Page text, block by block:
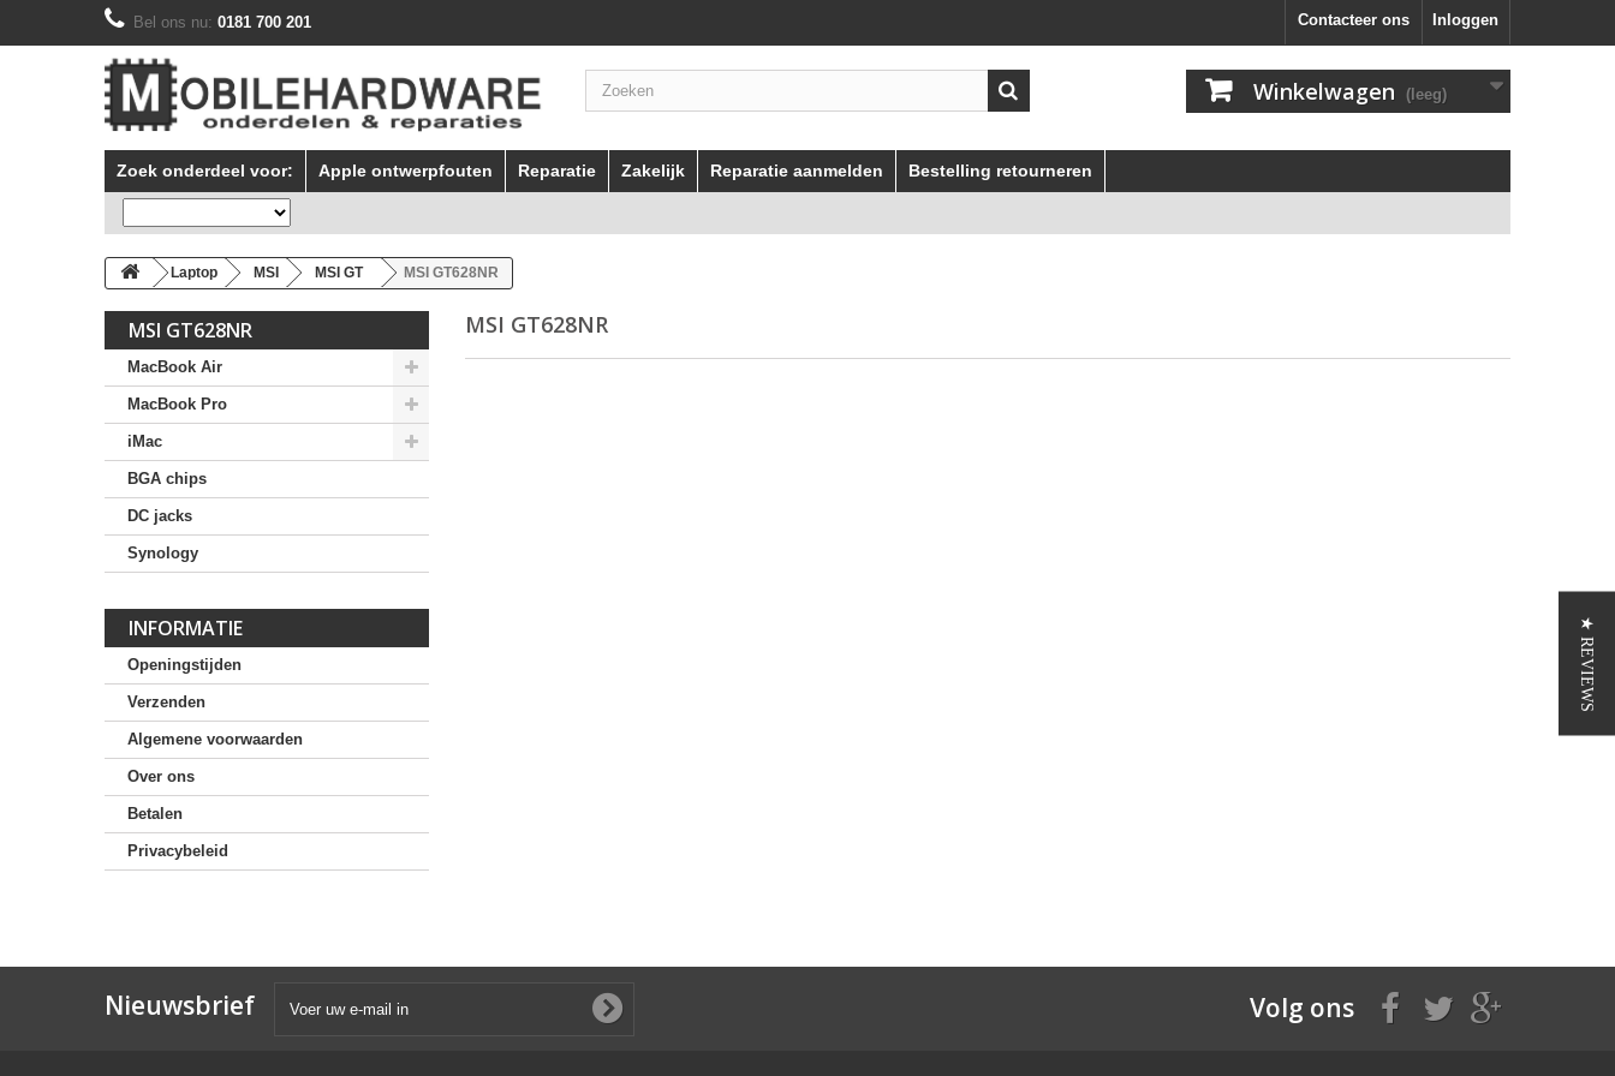
Inloggen
Contacteer ons
Bel ons nu: 0181 700 201
Winkelwagen (leeg)
Zoek onderdeel voor: Apple ontwerpfouten Reparatie Zakelijk Reparatie aanmelden Bestelling retourneren
Laptop MSI MSI GT MSI GT628NR
MSI GT628NR
MacBook Air
MacBook Pro
iMac
BGA chips
DC jacks
Synology
INFORMATIE
Openingstijden
Verzenden
Algemene voorwaarden
Over ons
Betalen
Privacybeleid
MSI GT628NR
Nieuwsbrief Volg ons
★ REVIEWS